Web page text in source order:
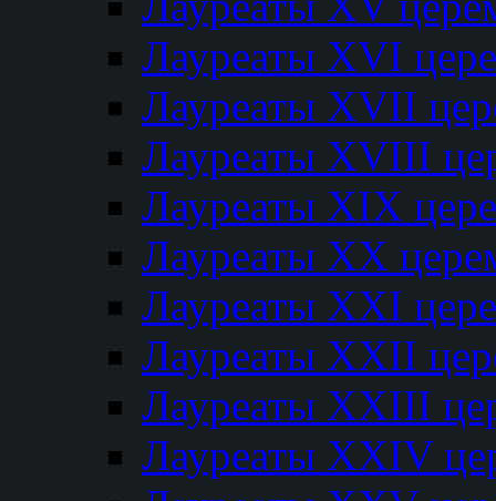
Лауреаты XVI
Лауреаты XVII
Лауреаты XVIII
Лауреаты XIX
Лауреаты XX
Лауреаты XXI
Лауреаты XXII
Лауреаты XXIII
Лауреаты XXIV